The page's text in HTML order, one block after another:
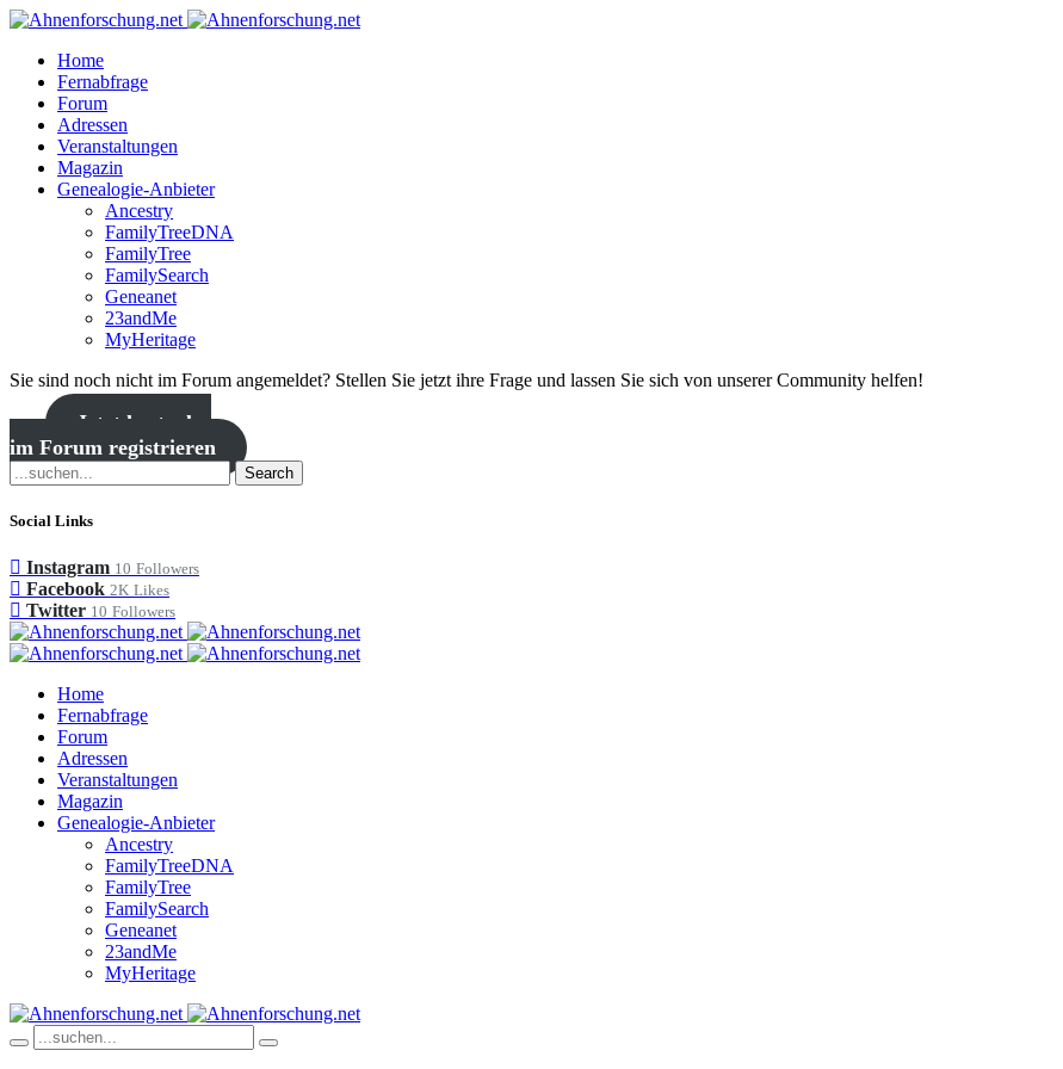
Home
Fernabfrage
Forum
Adressen
Veranstaltungen
Magazin
Genealogie-Anbieter
Ancestry
FamilyTreeDNA
FamilyTree
FamilySearch
Geneanet
23andMe
MyHeritage
Sie sind noch nicht im Forum angemeldet? Stellen Sie jetzt ihre Frage und lassen Sie sich von unserer Community helfen!
Jetzt kostenlos
im Forum registrieren
Search
Social Links
Instagram 10 Followers
Facebook 2K Likes
Twitter 10 Followers
Home
Fernabfrage
Forum
Adressen
Veranstaltungen
Magazin
Genealogie-Anbieter
Ancestry
FamilyTreeDNA
FamilyTree
FamilySearch
Geneanet
23andMe
MyHeritage